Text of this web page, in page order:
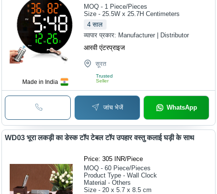
Made in India
MOQ - 1 Piece/Pieces
Size - 25.5W x 25.7H Centimeters
4 साल
व्यापार प्रकार: Manufacturer | Distributor
आरवी एंटरप्राइज
सूरत
Trusted
Seller
जांच भेजें WhatsApp
WD03 भूरा लकड़ी का डेस्क टॉप टेबल टॉप उपहार वस्तु कलाई घड़ी के साथ
Price: 305 INR/Piece
MOQ - 60 Piece/Pieces
Product Type - Wall Clock
Material - Others
Size - 20 x 5.7 x 8.5 cm